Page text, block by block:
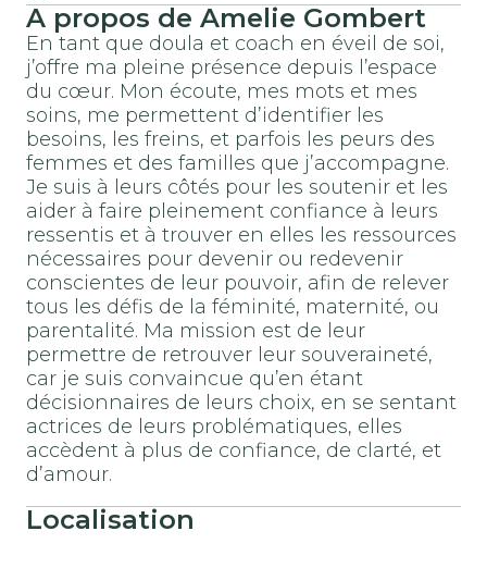
A propos de Amelie Gombert
En tant que doula et coach en éveil de soi,
j’offre ma pleine présence depuis l’espace
du cœur. Mon écoute, mes mots et mes
soins, me permettent d’identifier les
besoins, les freins, et parfois les peurs des
femmes et des familles que j’accompagne.
Je suis à leurs côtés pour les soutenir et les
aider à faire pleinement confiance à leurs
ressentis et à trouver en elles les ressources
nécessaires pour devenir ou redevenir
conscientes de leur pouvoir, afin de relever
tous les défis de la féminité, maternité, ou
parentalité. Ma mission est de leur
permettre de retrouver leur souveraineté,
car je suis convaincue qu’en étant
décisionnaires de leurs choix, en se sentant
actrices de leurs problématiques, elles
accèdent à plus de confiance, de clarté, et
d’amour.
Localisation